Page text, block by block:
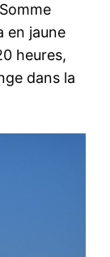
en jaune
heures,
dans la